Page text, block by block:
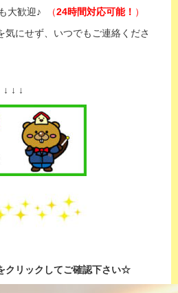
大歓迎♪ （24時間対応可能！ ）
気にせず、いつでもご連絡くださ
↓ ↓
クリックしてご確認下さい☆